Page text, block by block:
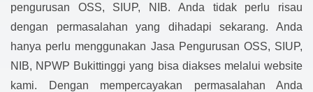
pengurusan OSS, SIUP, NIB. Anda tidak perlu risau
dengan permasalahan yang dihadapi sekarang. Anda
hanya perlu menggunakan Jasa Pengurusan OSS, SIUP,
NIB, NPWP Bukittinggi yang bisa diakses melalui website
kami. Dengan mempercayakan permasalahan Anda